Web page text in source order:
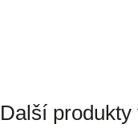
Další